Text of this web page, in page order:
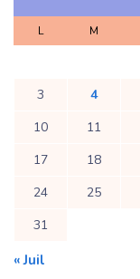
L M
3
4
10
11
17
18
24
25
31
« Juil